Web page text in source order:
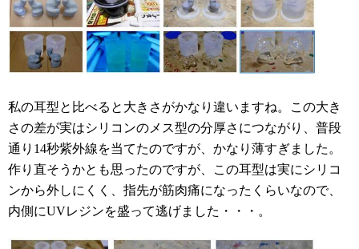
私の耳型と比べると大きさがかなり違いますね。この大き
さの差が実はシリコンのメス型の分厚さにつながり、普段
通り14秒紫外線を当てたのですが、かなり薄すぎました。
作り直そうかとも思ったのですが、この耳型は実にシリコ
ンから外しにくく、指先が筋肉痛になったくらいなので、
内側にUVレジンを盛って逃げました・・・。